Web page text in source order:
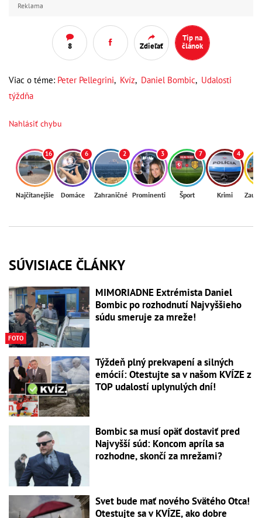
Reklama
8 Zdieľať
Tip na
článok
Viac o téme: Peter Pellegrini, Kvíz, Daniel Bombic, Udalosti
týždňa
Nahlásiť chybu
16
Najčítanejšie
6
Domáce
2
Zahraničné
3
Prominenti
7
Šport
4
Krimi
SÚVISIACE ČLÁNKY
FOTO
MIMORIADNE Extrémista Daniel
Bombic po rozhodnutí Najvyššieho
súdu smeruje za mreže!
Týždeň plný prekvapení a silných
emócií: Otestujte sa v našom KVÍZE z
TOP udalostí uplynulých dní!
Bombic sa musí opäť dostaviť pred
Najvyšší súd: Koncom apríla sa
rozhodne, skončí za mrežami?
Svet bude mať nového Svätého Otca!
Otestujte sa v KVÍZE, ako dobre